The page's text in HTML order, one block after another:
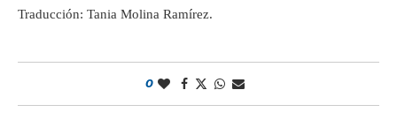
Traducción: Tania Molina Ramírez.
0